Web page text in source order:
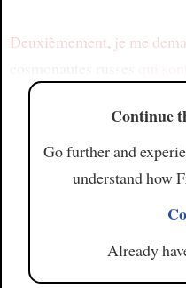
Deuxièmement, je me
Continue
Go further and
understand how
Already